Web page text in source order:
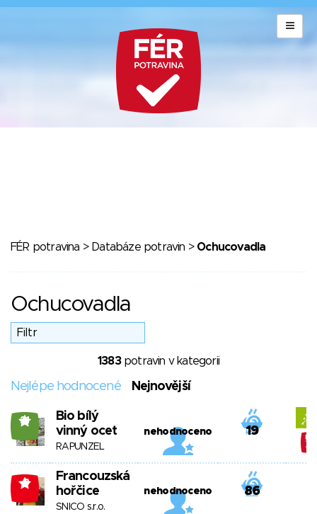
FÉR potravina > Databáze potravin > Ochucovadla
Ochucovadla
1383potravin v kategorii
Nejlépe hodnocené Nejnovější
21
Bio bílý
vinný ocet
RAPUNZEL
nehodnoceno 19
-3
Francouzská
hořčice
SNICO s.r.o.
nehodnoceno 86